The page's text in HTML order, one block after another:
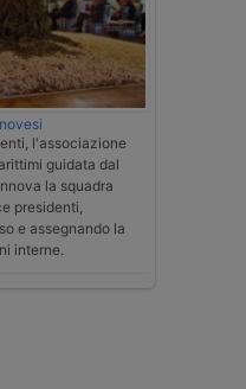
l'associazione
guidata dal
la squadra
presidenti,
e assegnando la
interne.